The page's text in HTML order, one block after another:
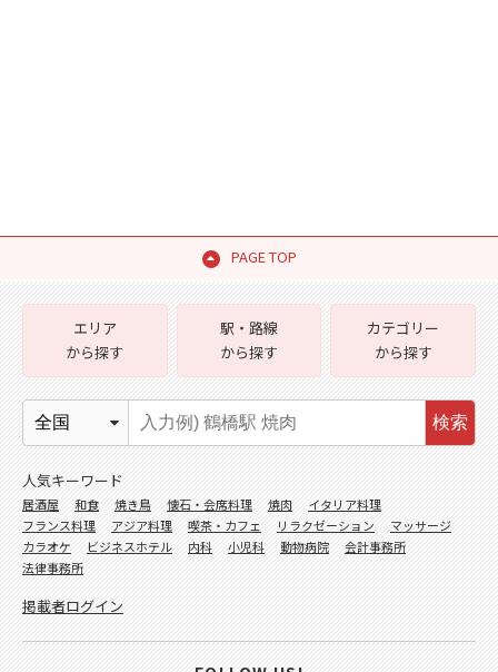
PAGE TOP
エリア
から探す
駅・路線
から探す
カテゴリー
から探す
検索
人気キーワード
居酒屋 和食 焼き鳥 懐石・会席料理 焼肉
イタリア料理
フランス料理
アジア料理 喫茶・カフェ リラクゼーション
マッサージ
カラオケ
ビジネスホテル 内科 小児科 動物病院
会計事務所
法律事務所
掲載者ログイン